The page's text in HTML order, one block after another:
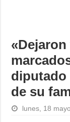
diputado
de su
lunes, 18